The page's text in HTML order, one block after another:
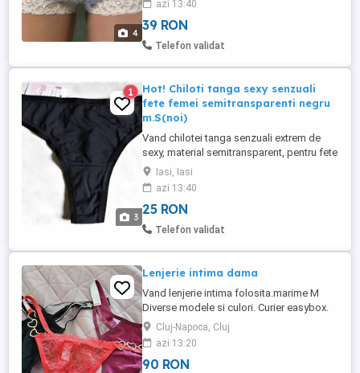
4
pentru fete femei, marime S, absolut noi,
cu eticheta. Banda elastica in talie
accesorizati cu o fundita mica.
Elastane. ...
azi 13:40
39 RON
Telefon validat
3
1
Hot! Chiloti tanga sexy senzuali
fete femei semitransparenti negru
m.S(noi)
Vand chilotei tanga senzuali extrem de
sexy, material semitransparent, pentru fete
femei, de culoare negru, marime S,
absolut noi, cu ticheta. Elastici, se
muleaza perfect, foarte comozi si placuti
la atingere. foarte buna calitate.
Compozitie: 88% Polyamide si 12%
Iasi, Iasi
azi 13:40
25 RON
Telefon validat
Lenjerie intima dama
Vand lenjerie intima folosita.marime M
Diverse modele si culori. Curier easybox.
Cluj-Napoca, Cluj
azi 13:20
90 RON